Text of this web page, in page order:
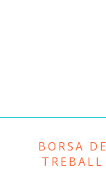
BORSA DE
TREBALL